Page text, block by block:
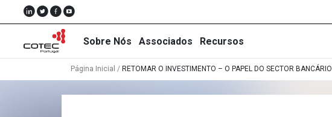
Sobre Nós Associados Recursos
Página Inicial / RETOMAR O INVESTIMENTO – O PAPEL DO SECTOR BANCÁRIO